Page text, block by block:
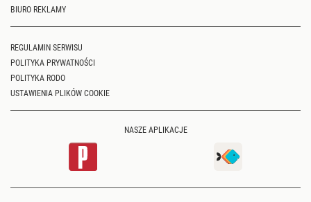
BIURO REKLAMY
REGULAMIN SERWISU
POLITYKA PRYWATNOŚCI
POLITYKA RODO
USTAWIENIA PLIKÓW COOKIE
NASZE APLIKACJE